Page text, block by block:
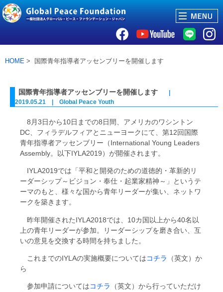
HOME > 国際青年指導者アッセンブリーを開催します
国際青年指導者アッセンブリーを開催します
2019.05.21 | Global Peace Youth
8月3日から10日までの8日間、アメリカのワシントン
DC、フィラデルフィアとニューヨークにて、第12回国際
青年指導者アッセンブリー（International Young Leaders
Assembly。以下IYLA2019）が開催されます。
IYLA2019では「平和と開発のための道徳的・革新的リ
ーダーシップ～ビジョン・奉仕・起業家精神～」というテ
ーマのもと、様々な国から青年リーダーが集い、ネットワ
ークを築きます。
昨年開催されたIYLA2018では、10カ国以上から40名以
上の青年リーダーが参加。リーダーシップを磨き合い、互
いの意見を交換する時間を持ちました。
これまでのIYLAの実施概要についてはコチラ
（英文）か
ら
参加申請についてはコチラ
（英文）から行っていただけ